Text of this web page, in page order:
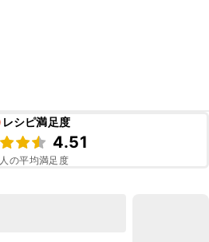
レシピ満足度
4.51
人の平均満足度